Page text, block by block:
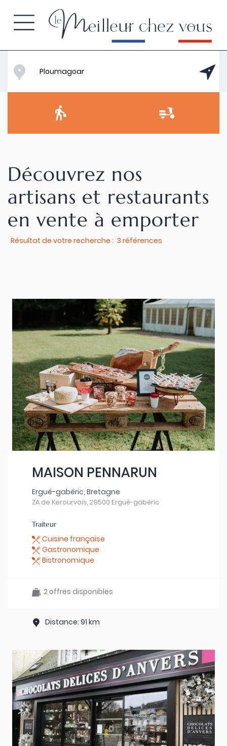
Découvrez nos
artisans et restaurants
en vente à emporter
Résultat de votre recherche : 3 références
MAISON PENNARUN
Ergué-gabéric, Bretagne
ZA de Kerourvois, 29500 Ergué-gabéric
Traiteur
Cuisine française
Gastronomique
Bistronomique
2 offres disponibles
Distance: 91 km